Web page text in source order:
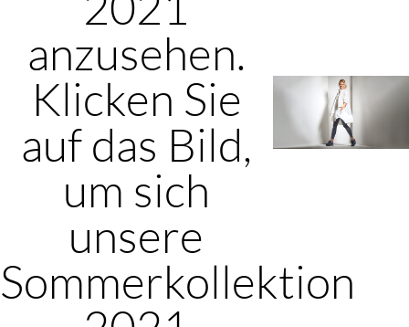
anzusehen.
Klicken Sie
auf das Bild,
um sich
unsere
Sommerkollektion